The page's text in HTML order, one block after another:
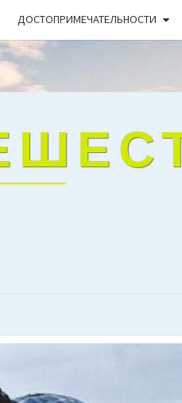
ДОСТОПРИМЕЧАТЕЛЬНОСТИ